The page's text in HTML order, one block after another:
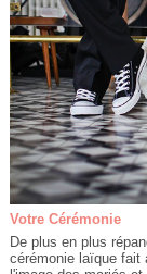
Votre Cérémonie
De plus en plus
cérémonie laïque fait